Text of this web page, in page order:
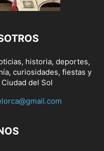
historia, deportes,
curiosidades, fiestas y
del Sol